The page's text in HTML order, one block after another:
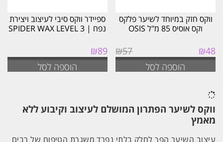
ווקס חזק במיוחד לשיער פלקס
וקס אוסיס 85 מ"ל OSIS
₪57
המחיר
המקורי
₪48
הנוכחי
הוספה לסל
ספיידר ווקס סיבי לעיצוב ויצירת
נפח | SPIDER WAX LEVEL 3
₪89
הוספה לסל
ווקס לשיער הפתרון המושלם לעיצוב וקיבוע ללא
מאמץ
עיצוב השיער הפך לחלק בלתי נפרד משגרת הטיפוח של רבים